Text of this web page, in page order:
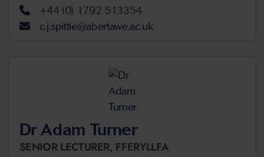
+44 (0) 1792 513354
c.j.spittle@abertawe.ac.uk
Dr Adam Turner
SENIOR LECTURER, FFERYLLFA